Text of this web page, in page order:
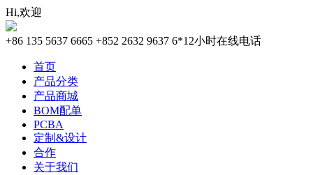
Hi,欢迎
+86 135 5637 6665 +852 2632 9637 6*12小时在线电话
首页
产品分类
产品商城
BOM配单
PCBA
定制&设计
合作
关于我们